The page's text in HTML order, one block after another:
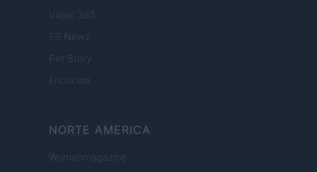
Viajar 365
ES Newz
Pet Story
Encocina
NORTE AMERICA
Womanmagazine